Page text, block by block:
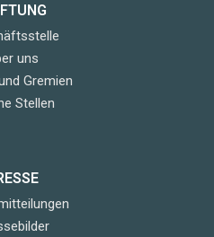
uns
Gremien
Stellen